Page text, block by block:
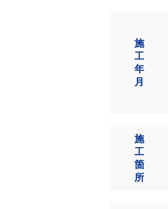
施
工
年
月
施
工
箇
所